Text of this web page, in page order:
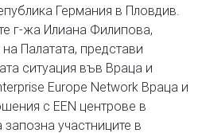
Германия в Пловдив.
г-жа Илиана Филипова,
Палатата, представи
ситуация във Враца и
Europe Network Враца и
с EEN центрове в
участниците в